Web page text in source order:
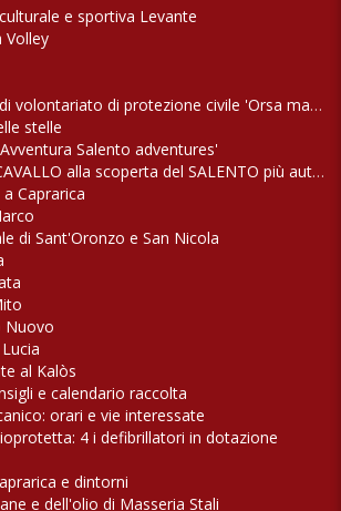
e sportiva Levante
Volley
di protezione civile 'Orsa maggiore'
stelle
Salento adventures'
alla scoperta del SALENTO più autentico
Caprarica
di Sant'Oronzo e San Nicola
Nuovo
al Kalòs
e calendario raccolta
orari e vie interessate
4 i defibrillatori in dotazione
e dintorni
e dell'olio di Masseria Stali